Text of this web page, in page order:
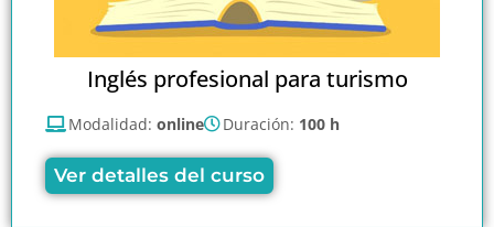
Inglés profesional para turismo
Modalidad: online Duración: 100 h
Ver detalles del curso